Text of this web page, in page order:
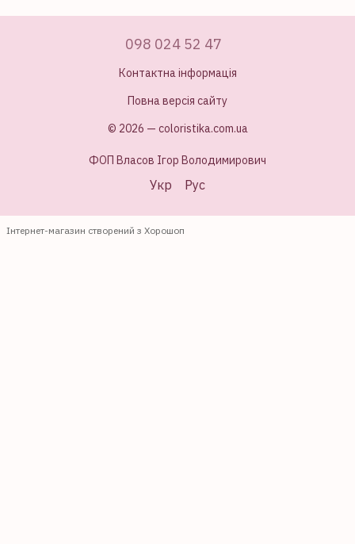
098 024 52 47
Контактна інформація
Повна версія сайту
© 2026 — coloristika.com.ua
ФОП Власов Ігор Володимирович
Укр Рус
Інтернет-магазин створений з Хорошоп